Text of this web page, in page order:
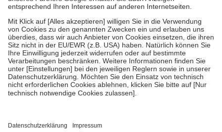
Zuzahlung zehn Prozent der Kosten sowie zehn Euro je
Um das Engagement der Versicherten für ihre eigene Gesundheit zu
stärken und die besondere Stellung der Familie zu unterstützen,
fallenkeine Zuzahlungen an bei:
• Kindern und Jugendlichen bis zum vollendeten 18. Lebensjahr
mit Ausnahme der Fahrkosten
• Untersuchungen zur Vorsorge und Früherkennung, die von der
GKV getragen werden
• empfohlenen Schutzimpfungen
Wir nutzen Trusted Shops als unabhängigen Dienstleister für die